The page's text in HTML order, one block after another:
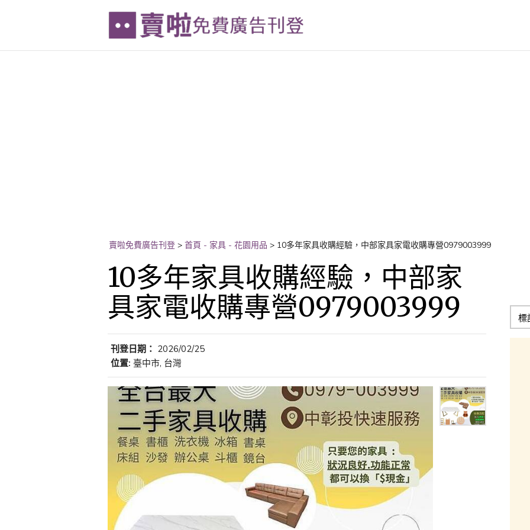
賣啦免費廣告刊登 > 首頁 - 家具 - 花園用品 > 10多年家具收購經驗，中部家具家電收購專營0979003999
10多年家具收購經驗，中部家
具家電收購專營0979003999
刊登日期： 2026/02/25
位置: 臺中市, 台灣